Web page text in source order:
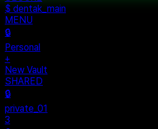
.
=
$ auth...
$ vault --ok
DENTAK
ACCESS OK
DENTAK
SECURE
$ dentak_main
MENU
🔒